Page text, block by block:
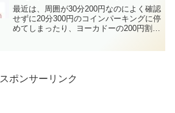
話。。。～思い込みって怖い～
最近は、周囲が30分200円なのによく確認
せずに20分300円のコインパーキングに停
めてしまったり、ヨーカドーの200円割引
スポンサーリンク